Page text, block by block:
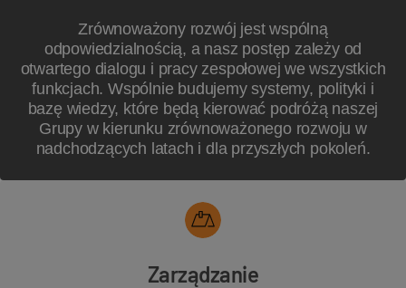
Zrównoważony rozwój jest wspólną
odpowiedzialnością, a nasz postęp zależy od
otwartego dialogu i pracy zespołowej we wszystkich
funkcjach. Wspólnie budujemy systemy, polityki i
bazę wiedzy, które będą kierować podróżą naszej
Grupy w kierunku zrównoważonego rozwoju w
nadchodzących latach i dla przyszłych pokoleń.
Zarządzanie